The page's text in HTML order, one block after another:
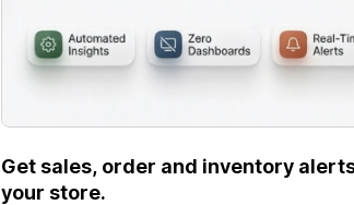
Get sales, order and inventory
your store.